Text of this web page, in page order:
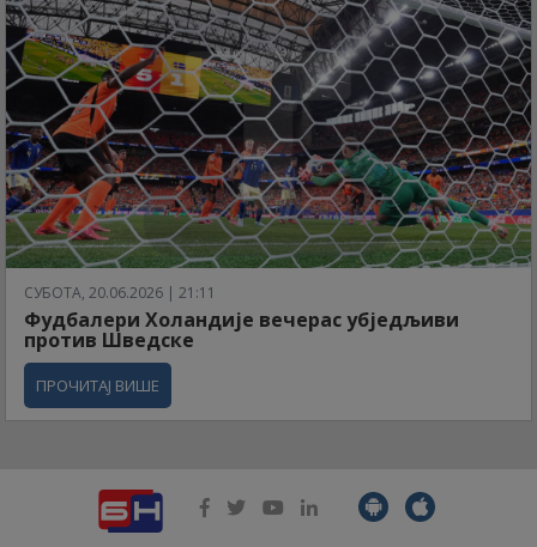
СУБОТА, 20.06.2026 | 21:11
Фудбалери Холандије вечерас убједљиви
против Шведске
ПРОЧИТАЈ ВИШЕ